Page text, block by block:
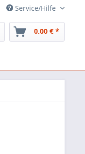
Service/Hilfe
0,00 € *